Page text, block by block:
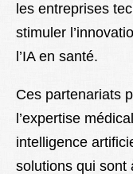
les entreprises
stimuler
l’IA en santé.
Ces partenariats
l’expertise
intelligence
solutions qui sont